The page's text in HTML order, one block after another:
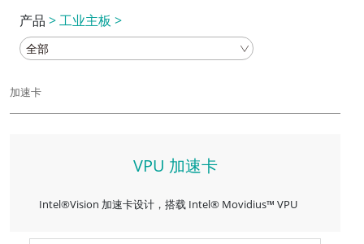
产品 >工业主板 >
加速卡
VPU 加速卡
Intel®Vision 加速卡设计，搭载 Intel® Movidius™ VPU